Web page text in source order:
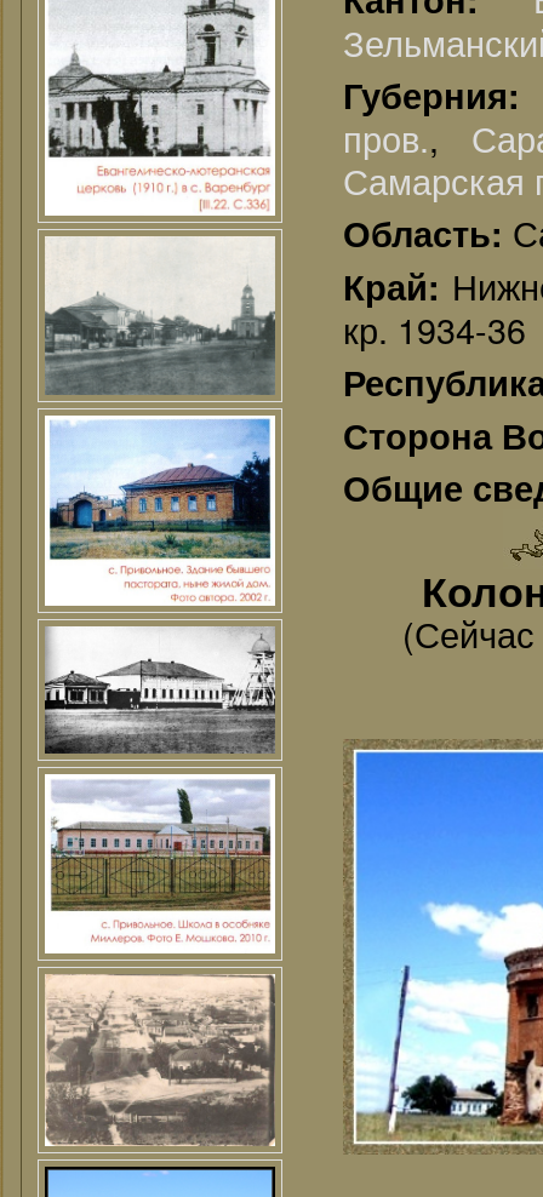
пров.,
Самарская
Область:
Край:
кр. 1934-36
Сторона
Общие